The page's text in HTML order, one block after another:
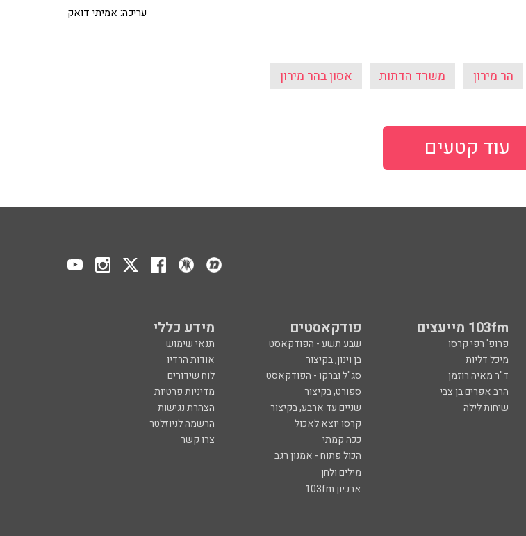
עריכה: אמיתי דואק
הר מירון משרד הדתות אסון בהר מירון
עוד קטעים
103fm מייעצים פודקאסטים מידע כללי
פרופ' רפי קרסו שבע תשע - הפודקאסט
תנאי שימוש
מיכל דליות בן וינון, בקיצור
אודות הרדיו
ד"ר מאיה רוזמן סג"ל וברקו - הפודקאסט
לוח שידורים
הרב אפרים בן צבי ספורט, בקיצור
מדיניות פרטיות
שיחות לילה שניים עד ארבע, בקיצור
הצהרת נגישות
קרסו יוצא לאכול
הרשמה לניוזלטר
ככה קמתי
צרו קשר
הכול פתוח - אמנון רגב
מילים ולחן
ארכיון 103fm